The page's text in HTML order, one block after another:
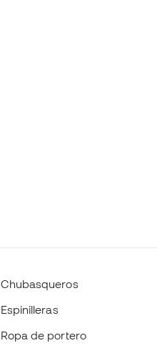
Chubasqueros
Espinilleras
Ropa de portero